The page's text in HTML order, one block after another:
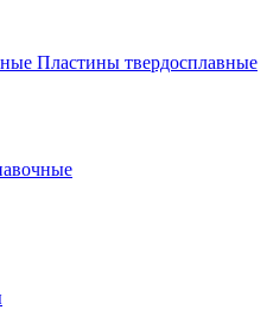
Пластины твердосплавные